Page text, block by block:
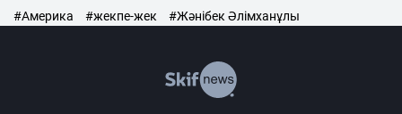
#Америка #жекпе-жек #Жәнібек Әлімханұлы